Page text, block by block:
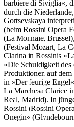
barbiere di Siviglia«,
durch die
Gortsevskaya
(beim Rossini Opera
(La Monnaie,
(Festival Mozart, La
Clarina in Rossinis
»Die Schuldigkeit des
Produktionen auf dem
in »Der feurige
La Marchesa Clarice
Real, Madrid). In
Rossini (Rossini
Onegin«